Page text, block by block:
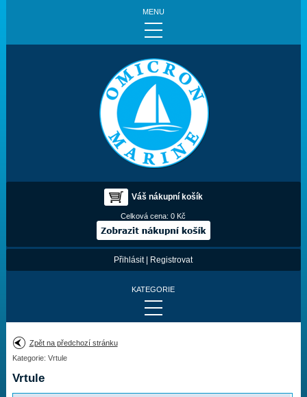
MENU
Váš nákupní košík
Celková cena:0 Kč
Přihlásit| Registrovat
KATEGORIE
Provedení:
Výrobce:
Zpět na předchozí stránku
Kategorie: Vrtule
Vrtule